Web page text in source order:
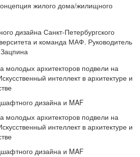
жилого дома/жилищного
дизайна Санкт-Петербургского
и команда МАФ. Руководитель
дизайна и MAF
дизайна и MAF